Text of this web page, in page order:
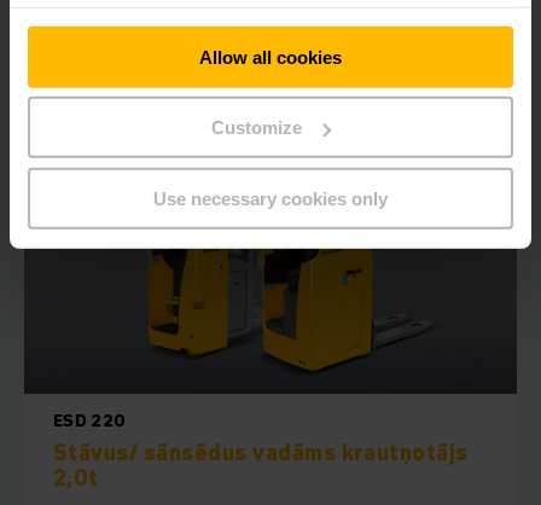
Allow all cookies
Customize
Use necessary cookies only
ESD 220
Stāvus/ sānsēdus vadāms krautņotājs
2,0t